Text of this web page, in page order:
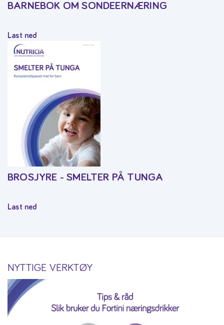
BARNEBOK OM SONDEERNÆRING
Last ned
BROSJYRE - SMELTER PÅ TUNGA
Last ned
NYTTIGE VERKTØY